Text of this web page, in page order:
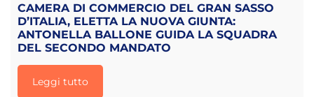
CAMERA DI COMMERCIO DEL GRAN SASSO
D’ITALIA, ELETTA LA NUOVA GIUNTA:
ANTONELLA BALLONE GUIDA LA SQUADRA
DEL SECONDO MANDATO
Leggi tutto